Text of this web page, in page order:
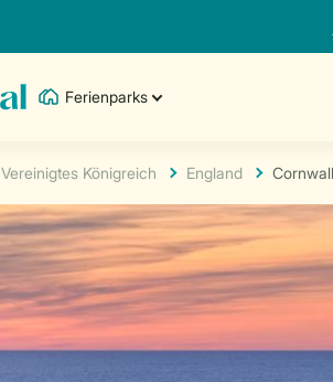
Ferienparks
Vereinigtes Königreich England Cornwall